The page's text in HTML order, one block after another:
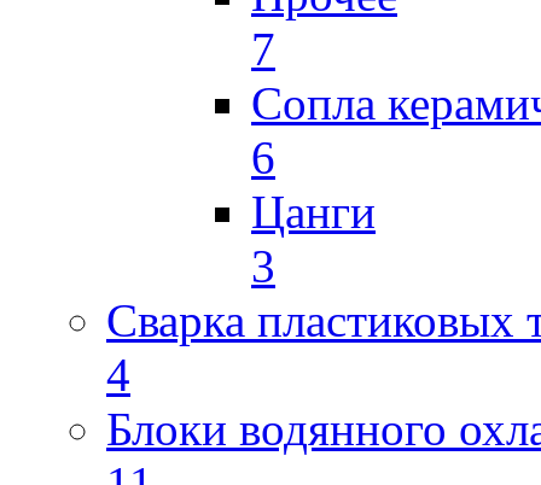
7
Сопла
6
Цанги
3
Сварка пластиковых
4
Блоки водянного